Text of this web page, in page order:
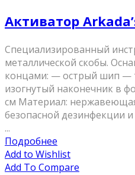
Активатор
Специализированный
металлической скобы.
концами: — острый шип —
изогнутый наконечник в
см Материал:
безопасной дезинфекции
...
Подробнее
Add to Wishlist
Add To Compare